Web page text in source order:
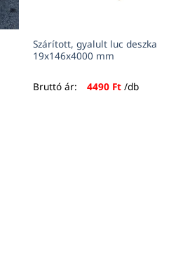
Szárított, gyalult luc deszka
19x146x4000 mm
Bruttó ár: 4490 Ft/db